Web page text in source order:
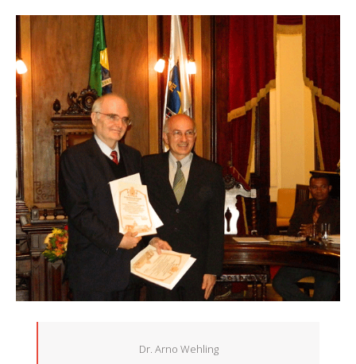
Dr. Arno Wehling